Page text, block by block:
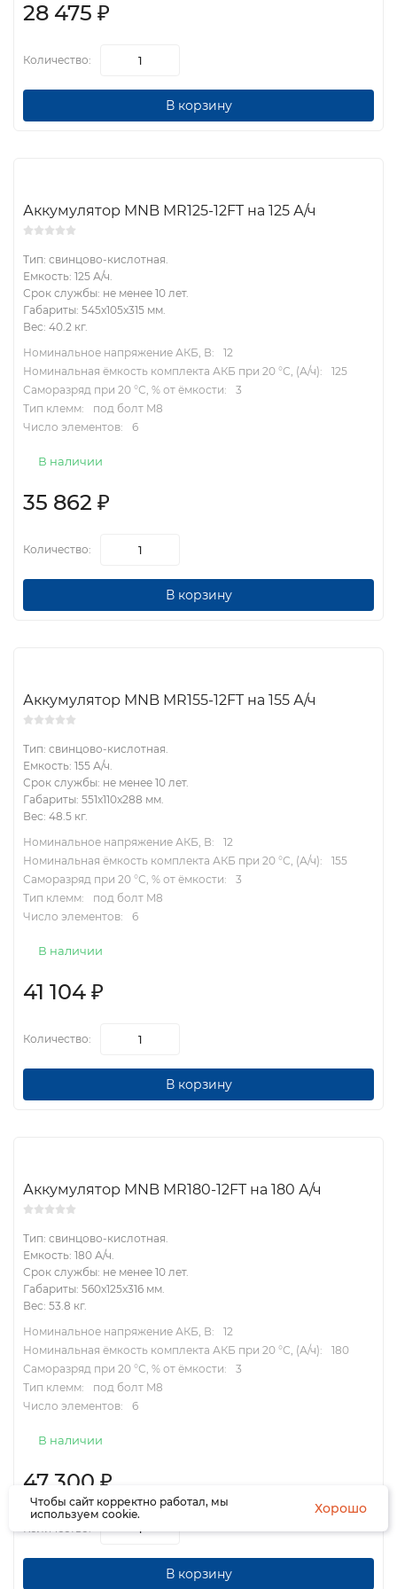
28 475 ₽
Количество:
В корзину
Аккумулятор MNB MR125-12FT на 125 А/ч
Тип: свинцово-кислотная.
Емкость: 125 А/ч.
Срок службы: не менее 10 лет.
Габариты: 545x105x315 мм.
Вес: 40.2 кг.
Номинальное напряжение АКБ, В:
12
Номинальная ёмкость комплекта АКБ при 20 °С, (А/ч):
125
Саморазряд при 20 °С, % от ёмкости:
3
Тип клемм:
под болт M8
Число элементов:
6
В наличии
35 862 ₽
Количество:
В корзину
Аккумулятор MNB MR155-12FT на 155 А/ч
Тип: свинцово-кислотная.
Емкость: 155 А/ч.
Срок службы: не менее 10 лет.
Габариты: 551x110x288 мм.
Вес: 48.5 кг.
Номинальное напряжение АКБ, В:
12
Номинальная ёмкость комплекта АКБ при 20 °С, (А/ч):
155
Саморазряд при 20 °С, % от ёмкости:
3
Тип клемм:
под болт M8
Число элементов:
6
В наличии
41 104 ₽
Количество:
В корзину
Аккумулятор MNB MR180-12FT на 180 А/ч
Тип: свинцово-кислотная.
Емкость: 180 А/ч.
Срок службы: не менее 10 лет.
Габариты: 560x125x316 мм.
Вес: 53.8 кг.
Номинальное напряжение АКБ, В:
12
Номинальная ёмкость комплекта АКБ при 20 °С, (А/ч):
180
Саморазряд при 20 °С, % от ёмкости:
3
Тип клемм:
под болт M8
Число элементов:
6
В наличии
47 300 ₽
Количество:
В корзину
Чтобы сайт корректно работал, мы
используем cookie.
Хорошо